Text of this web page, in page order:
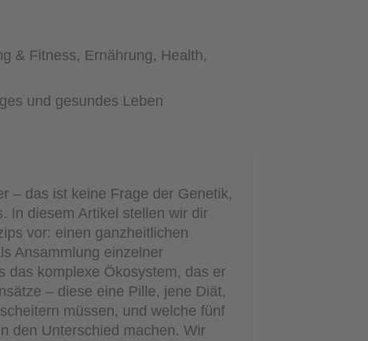
& Fitness, Ernährung, Health,
– das ist keine Frage der Genetik,
In diesem Artikel stellen wir dir
vor: einen ganzheitlichen
Ansammlung einzelner
das komplexe Ökosystem, das er
– diese eine Pille, jene Diät,
müssen, und welche fünf
den Unterschied machen. Wir